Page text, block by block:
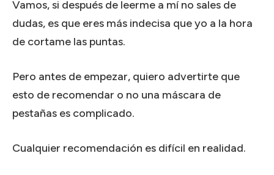
Vamos, si después de leerme a mí no sales de
dudas, es que eres más indecisa que yo a la hora
de cortame las puntas.
Pero antes de empezar, quiero advertirte que
esto de recomendar o no una máscara de
pestañas es complicado.
Cualquier recomendación es difícil en realidad.